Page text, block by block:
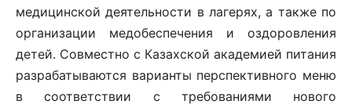
медицинской деятельности в лагерях, а также по
организации медобеспечения и оздоровления
детей. Совместно с Казахской академией питания
разрабатываются варианты перспективного меню
в соответствии с требованиями нового